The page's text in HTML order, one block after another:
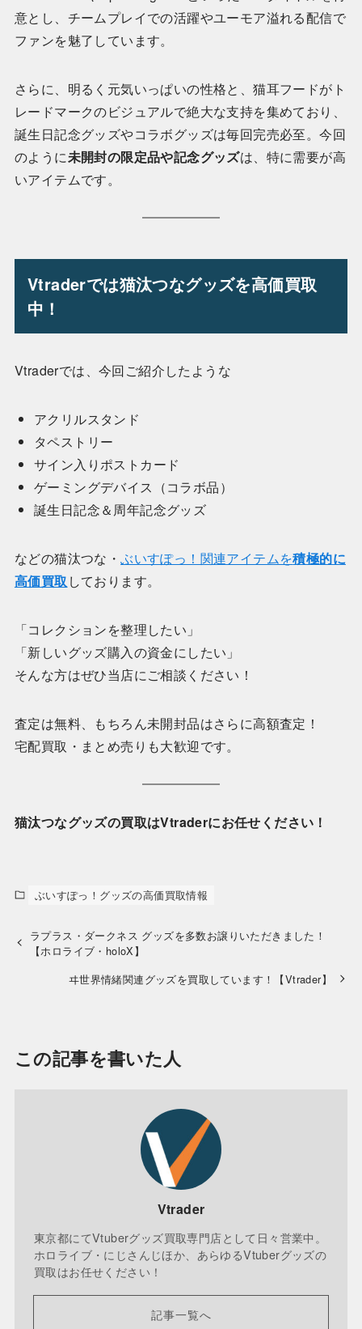
意とし、チームプレイでの活躍やユーモア溢れる配信で
ファンを魅了しています。
さらに、明るく元気いっぱいの性格と、猫耳フードがト
レードマークのビジュアルで絶大な支持を集めており、
誕生日記念グッズやコラボグッズは毎回完売必至。今回
のように未開封の限定品や記念グッズは、特に需要が高
いアイテムです。
Vtraderでは猫汰つなグッズを高価買取
中！
Vtraderでは、今回ご紹介したような
アクリルスタンド
タペストリー
サイン入りポストカード
ゲーミングデバイス（コラボ品）
誕生日記念＆周年記念グッズ
などの猫汰つな・ぶいすぽっ！関連アイテムを積極的に
高価買取 しております。
「コレクションを整理したい」
「新しいグッズ購入の資金にしたい」
そんな方はぜひ当店にご相談ください！
査定は無料、もちろん未開封品はさらに高額査定！
宅配買取・まとめ売りも大歓迎です。
猫汰つなグッズの買取はVtraderにお任せください！
ぶいすぽっ！グッズの高価買取情報
ラプラス・ダークネス グッズを多数お譲りいただきました！
【ホロライブ・holoX】
ヰ世界情緒関連グッズを買取しています！【Vtrader】
この記事を書いた人
Vtrader
東京都にてVtuberグッズ買取専門店として日々営業中。
ホロライブ・にじさんじほか、あらゆるVtuberグッズの
買取はお任せください！
記事一覧へ